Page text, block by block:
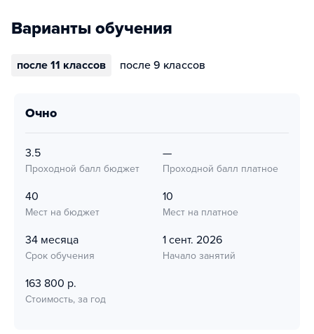
Варианты обучения
после 11 классов после 9 классов
очно
3.5
Проходной балл бюджет
—
Проходной балл платное
40
Мест на бюджет
10
Мест на платное
34 месяца
Срок обучения
1 сент. 2026
Начало занятий
163 800 р.
Стоимость, за год